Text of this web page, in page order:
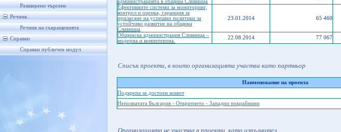
Разширено търсене
Речник
Речник на съкращенията
Справки
Справки публичен модул
администрацията в община Сливница
Eфективните системи за мониторинг,
контрол и оценка, гаранция за
прилагане на успешни политики за
устойчиво развитие на община
Сливница
23.01.2014 65 460
Общинска администрация Сливница –
модерна и компетентна.
22.08.2014 77 067
Списък проекти, в които организацията участва като партньор
Наименование на проекта
Подкрепа за достоен живот
Непознатата България - Откритието - Западни покрайнини
Организацията не участва в проекти, като изпълнител.